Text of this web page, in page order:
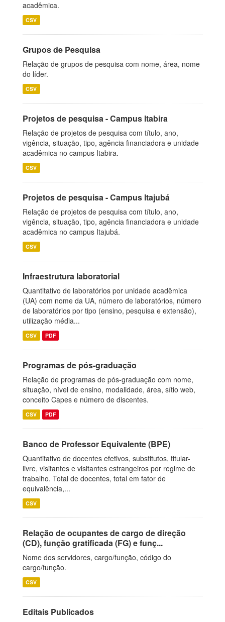
acadêmica.
CSV
Grupos de Pesquisa
Relação de grupos de pesquisa com nome, área, nome
do líder.
CSV
Projetos de pesquisa - Campus Itabira
Relação de projetos de pesquisa com título, ano,
vigência, situação, tipo, agência financiadora e unidade
acadêmica no campus Itabira.
CSV
Projetos de pesquisa - Campus Itajubá
Relação de projetos de pesquisa com título, ano,
vigência, situação, tipo, agência financiadora e unidade
acadêmica no campus Itajubá.
CSV
Infraestrutura laboratorial
Quantitativo de laboratórios por unidade acadêmica
(UA) com nome da UA, número de laboratórios, número
de laboratórios por tipo (ensino, pesquisa e extensão),
utilização média...
CSV PDF
Programas de pós-graduação
Relação de programas de pós-graduação com nome,
situação, nível de ensino, modalidade, área, sítio web,
conceito Capes e número de discentes.
CSV PDF
Banco de Professor Equivalente (BPE)
Quantitativo de docentes efetivos, substitutos, titular-
livre, visitantes e visitantes estrangeiros por regime de
trabalho. Total de docentes, total em fator de
equivalência,...
CSV
Relação de ocupantes de cargo de direção
(CD), função gratificada (FG) e funç...
Nome dos servidores, cargo/função, código do
cargo/função.
CSV
Editais Publicados